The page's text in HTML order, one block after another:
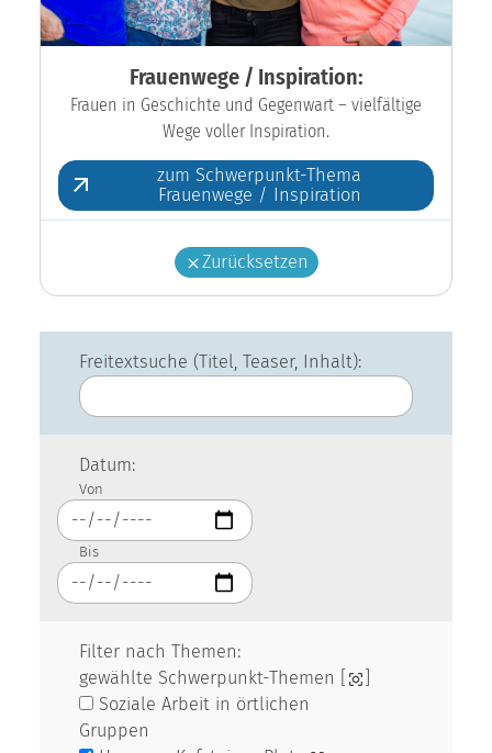
Frauenwege / Inspiration:
Frauen in Geschichte und Gegenwart – vielfältige
Wege voller Inspiration.
zum Schwerpunkt-Thema
Frauenwege / Inspiration
Zurücksetzen
Freitextsuche (Titel, Teaser, Inhalt):
Datum:
Von
Bis
Filter nach Themen:
gewählte Schwerpunkt-Themen [
Soziale Arbeit in örtlichen
Gruppen